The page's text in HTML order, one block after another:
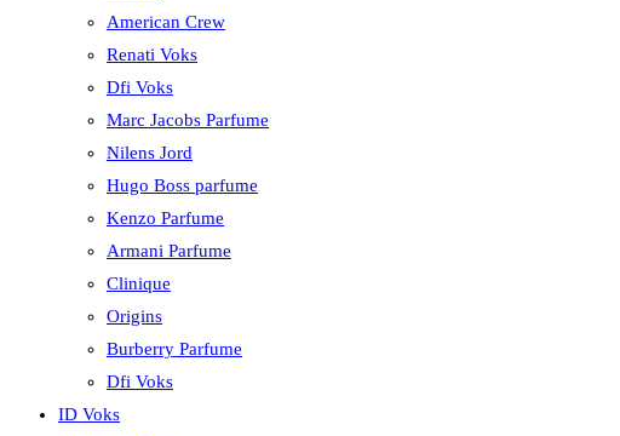
American Crew
Renati Voks
Dfi Voks
Marc Jacobs Parfume
Nilens Jord
Hugo Boss parfume
Kenzo Parfume
Armani Parfume
Clinique
Origins
Burberry Parfume
Dfi Voks
ID Voks